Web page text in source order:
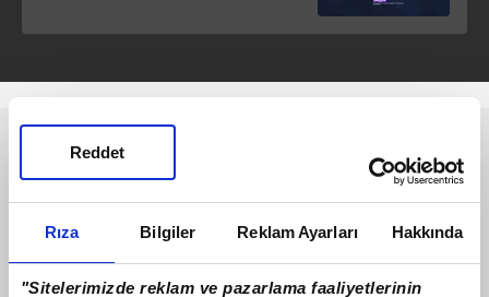
Rıza Bilgiler Reklam Ayarları Hakkında
"Sitelerimizde reklam ve pazarlama faaliyetlerinin
Reddet